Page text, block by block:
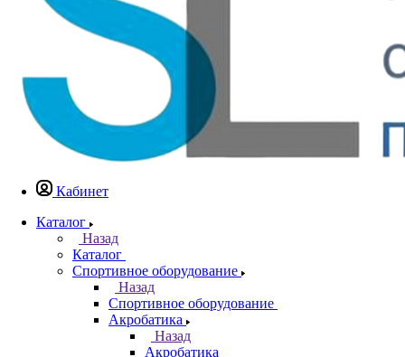
Кабинет
Каталог
Назад
Каталог
Спортивное оборудование
Назад
Спортивное оборудование
Акробатика
Назад
Акробатика